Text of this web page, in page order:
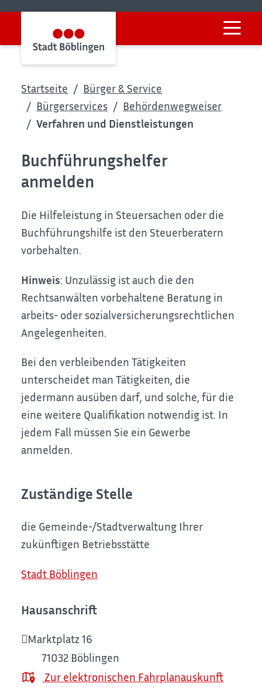
Startseite
Bürger & Service
Bürgerservices
Behördenwegweiser
Verfahren und Dienstleistungen
Buchführungshelfer
anmelden
Die Hilfeleistung in Steuersachen oder die
Buchführungshilfe ist den Steuerberatern
vorbehalten.
Hinweis: Unzulässig ist auch die den
Rechtsanwälten vorbehaltene Beratung in
arbeits- oder sozialversicherungsrechtlichen
Angelegenheiten.
Bei den verbleibenden Tätigkeiten
unterscheidet man Tätigkeiten, die
jedermann ausüben darf, und solche, für die
eine weitere Qualifikation notwendig ist. In
jedem Fall müssen Sie ein Gewerbe
anmelden.
Zuständige Stelle
die Gemeinde-/Stadtverwaltung Ihrer
zukünftigen Betriebsstätte
Stadt Böblingen
Hausanschrift
Marktplatz 16
71032 Böblingen
Zur elektronischen Fahrplanauskunft